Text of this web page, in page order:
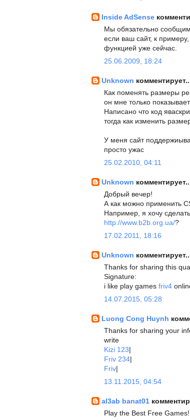
Inside AdSense
Мы обязательно
если ваш сайт, к
функцией уже сейчас.
25.06.2009, 18:24
Unknown
Как поменять размеры
он мне только
Написано что код
тогда как изменить
У меня сайт
просто ужас
25.02.2010, 04:11
Unknown
Добрый вечер!
А как можно применить
Например, я хочу
http://www.b2b.org.ua/?
17.02.2011, 18:16
Unknown
Thanks for sharing this
Signature:
i like play games friv4
14.07.2015, 05:28
Luong Cong Huynh
Thanks for sharing your
write
Kizi 123|
Friv 234|
Friv|
13.11.2015, 04:54
al3ab banat01
Play the Best Free Games!